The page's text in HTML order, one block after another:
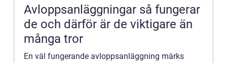
Avloppsanläggningar så fungerar
de och därför är de viktigare än
många tror
En väl fungerande avloppsanläggning märks